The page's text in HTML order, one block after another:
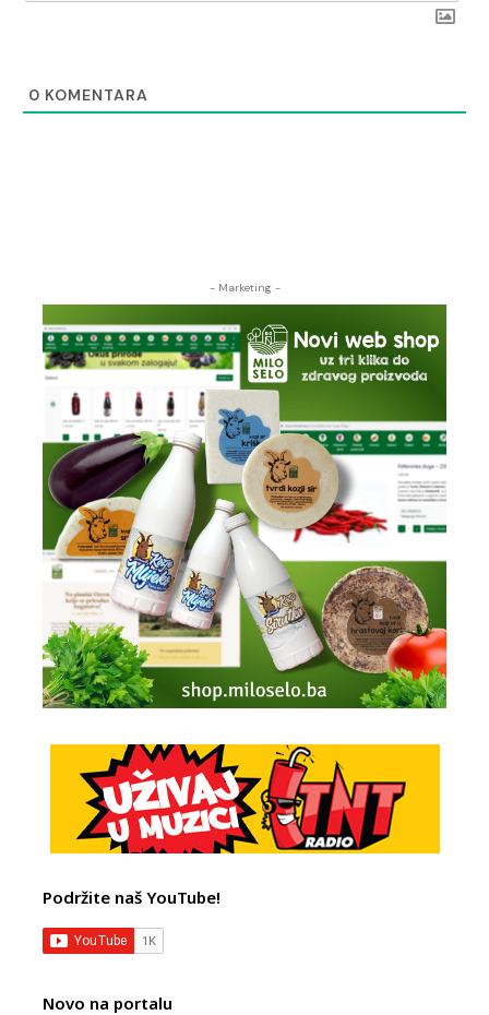
0 KOMENTARA
- Marketing -
Podržite naš YouTube!
Novo na portalu